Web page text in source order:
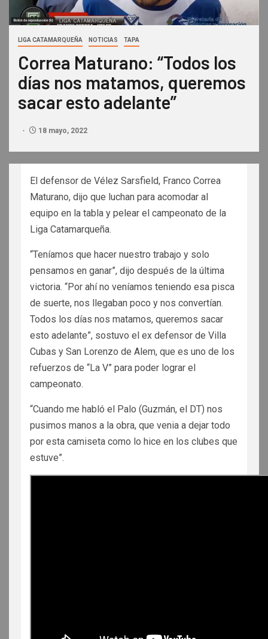
LIGA CATAMARQUEÑA NOTICIAS TAPA
Correa Maturano: “Todos los
días nos matamos, queremos
sacar esto adelante”
18 mayo, 2022
El defensor de Vélez Sarsfield, Franco Correa
Maturano, dijo que luchan para acomodar al
equipo en la tabla y pelear el campeonato de la
Liga Catamarqueña.
“Teníamos que hacer nuestro trabajo y solo
pensamos en ganar”, dijo después de la última
victoria. “Por ahí no veníamos teniendo esa pisca
de suerte, nos llegaban poco y nos convertían.
Todos los días nos matamos, queremos sacar
esto adelante”, sostuvo el ex defensor de Villa
Cubas y San Lorenzo de Alem, que es uno de los
refuerzos de “La V” para poder lograr el
campeonato.
“Cuando me habló el Palo (Guzmán, el DT) nos
pusimos manos a la obra, que venia a dejar todo
por esta camiseta como lo hice en los clubes que
estuve”.